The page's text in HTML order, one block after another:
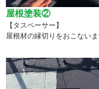
屋根塗装②
【タスペーサー】
屋根材の縁切りをおこないま